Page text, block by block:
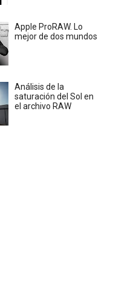
Apple ProRAW. Lo
mejor de dos mundos
Análisis de la
saturación del Sol en
el archivo RAW